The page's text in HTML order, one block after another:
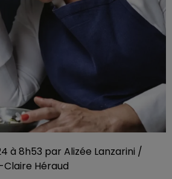
à 8h53 par Alizée Lanzarini /
Héraud